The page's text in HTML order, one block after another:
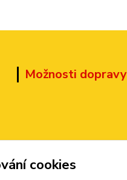
Možnosti dopravy
cookies